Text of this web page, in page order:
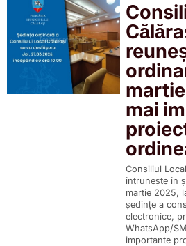
mai
Consiliul
întrunește în
martie 2025,
ședințe a
electronice,
WhatsApp/
importante